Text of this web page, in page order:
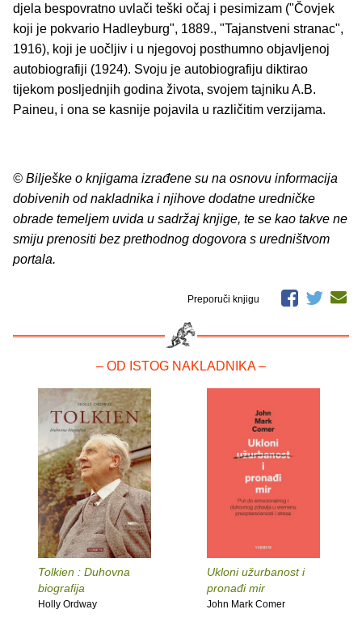
djela bespovratno uvlači teški očaj i pesimizam ("Čovjek
koji je pokvario Hadleyburg", 1889., "Tajanstveni stranac",
1916), koji je uočljiv i u njegovoj posthumno objavljenoj
autobiografiji (1924). Svoju je autobiografiju diktirao
tijekom posljednjih godina života, svojem tajniku A.B.
Paineu, i ona se kasnije pojavila u različitim verzijama.
© Bilješke o knjigama izrađene su na osnovu informacija
dobivenih od nakladnika i njihove dodatne uredničke
obrade temeljem uvida u sadržaj knjige, te se kao takve ne
smiju prenositi bez prethodnog dogovora s uredništvom
portala.
Preporuči knjigu
– OD ISTOG NAKLADNIKA –
Tolkien : Duhovna
biografija
Holly Ordway
Ukloni užurbanost i
pronađi mir
John Mark Comer